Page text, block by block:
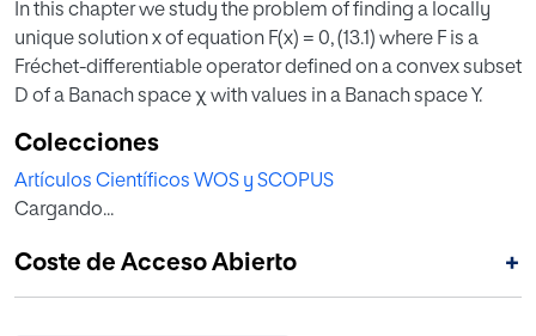
In this chapter we study the problem of finding a locally
unique solution x of equation F(x) = 0, (13.1) where F is a
Fréchet-differentiable operator defined on a convex subset
D of a Banach space χ with values in a Banach space Y.
Colecciones
Artículos Científicos WOS y SCOPUS
Cargando...
Coste de Acceso Abierto +